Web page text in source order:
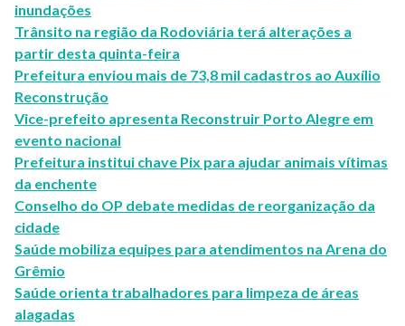
inundações
Trânsito na região da Rodoviária terá alterações a
partir desta quinta-feira
Prefeitura enviou mais de 73,8 mil cadastros ao Auxílio
Reconstrução
Vice-prefeito apresenta Reconstruir Porto Alegre em
evento nacional
Prefeitura institui chave Pix para ajudar animais vítimas
da enchente
Conselho do OP debate medidas de reorganização da
cidade
Saúde mobiliza equipes para atendimentos na Arena do
Grêmio
Saúde orienta trabalhadores para limpeza de áreas
alagadas